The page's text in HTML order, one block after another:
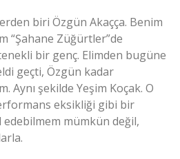
biri Özgün Akaçça. Benim
“Şahane Züğürtler”de
bir genç. Elimden bugüne
geçti, Özgün kadar
Aynı şekilde Yeşim Koçak. O
eksikliği gibi bir
mümkün değil,